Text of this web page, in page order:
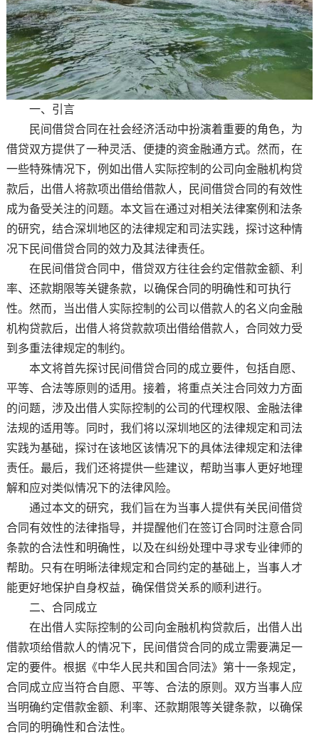
一、引言
民间借贷合同在社会经济活动中扮演着重要的角色，为
借贷双方提供了一种灵活、便捷的资金融通方式。然而，在
一些特殊情况下，例如出借人实际控制的公司向金融机构贷
款后，出借人将款项出借给借款人，民间借贷合同的有效性
成为备受关注的问题。本文旨在通过对相关法律案例和法条
的研究，结合深圳地区的法律规定和司法实践，探讨这种情
况下民间借贷合同的效力及其法律责任。
在民间借贷合同中，借贷双方往往会约定借款金额、利
率、还款期限等关键条款，以确保合同的明确性和可执行
性。然而，当出借人实际控制的公司以借款人的名义向金融
机构贷款后，出借人将贷款款项出借给借款人，合同效力受
到多重法律规定的制约。
本文将首先探讨民间借贷合同的成立要件，包括自愿、
平等、合法等原则的适用。接着，将重点关注合同效力方面
的问题，涉及出借人实际控制的公司的代理权限、金融法律
法规的适用等。同时，我们将以深圳地区的法律规定和司法
实践为基础，探讨在该地区该情况下的具体法律规定和法律
责任。最后，我们还将提供一些建议，帮助当事人更好地理
解和应对类似情况下的法律风险。
通过本文的研究，我们旨在为当事人提供有关民间借贷
合同有效性的法律指导，并提醒他们在签订合同时注意合同
条款的合法性和明确性，以及在纠纷处理中寻求专业律师的
帮助。只有在明晰法律规定和合同约定的基础上，当事人才
能更好地保护自身权益，确保借贷关系的顺利进行。
二、合同成立
在出借人实际控制的公司向金融机构贷款后，出借人出
借款项给借款人的情况下，民间借贷合同的成立需要满足一
定的要件。根据《中华人民共和国合同法》第十一条规定，
合同成立应当符合自愿、平等、合法的原则。双方当事人应
当明确约定借款金额、利率、还款期限等关键条款，以确保
合同的明确性和合法性。